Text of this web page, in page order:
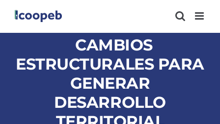
contenu
CAMBIOS
ESTRUCTURALES PARA
GENERAR
DESARROLLO